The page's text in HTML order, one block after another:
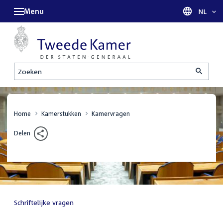
Zoeken
Menu Taal
NL
Home Kamerstukken Kamervragen
Delen
Schriftelijke vragen